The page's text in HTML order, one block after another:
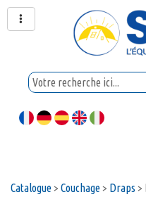
Catalogue> Couchage> Draps >